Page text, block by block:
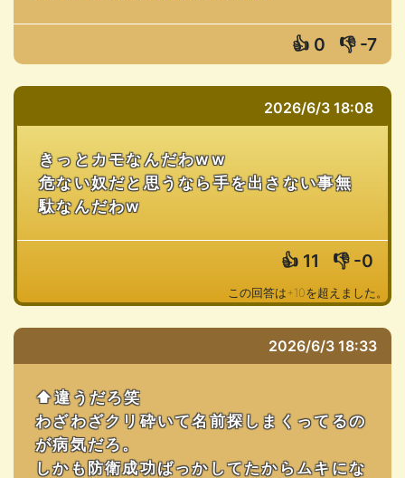
👍 0 👎 -7
2026/6/3 18:08
きっとカモなんだわww
危ない奴だと思うなら手を出さない事無
駄なんだわw
👍 11 👎 -0
この回答は+10を超えました。
2026/6/3 18:33
⬆️違うだろ笑
わざわざクリ砕いて名前探しまくってるの
が病気だろ。
しかも防衛成功ばっかしてたからムキにな